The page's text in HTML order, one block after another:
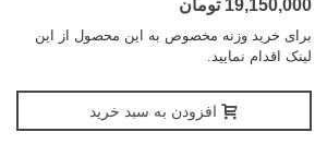
19,150,000 تومان
برای خرید وزنه مخصوص به این محصول از این
لینک اقدام نمایید.
افزودن به سبد خرید